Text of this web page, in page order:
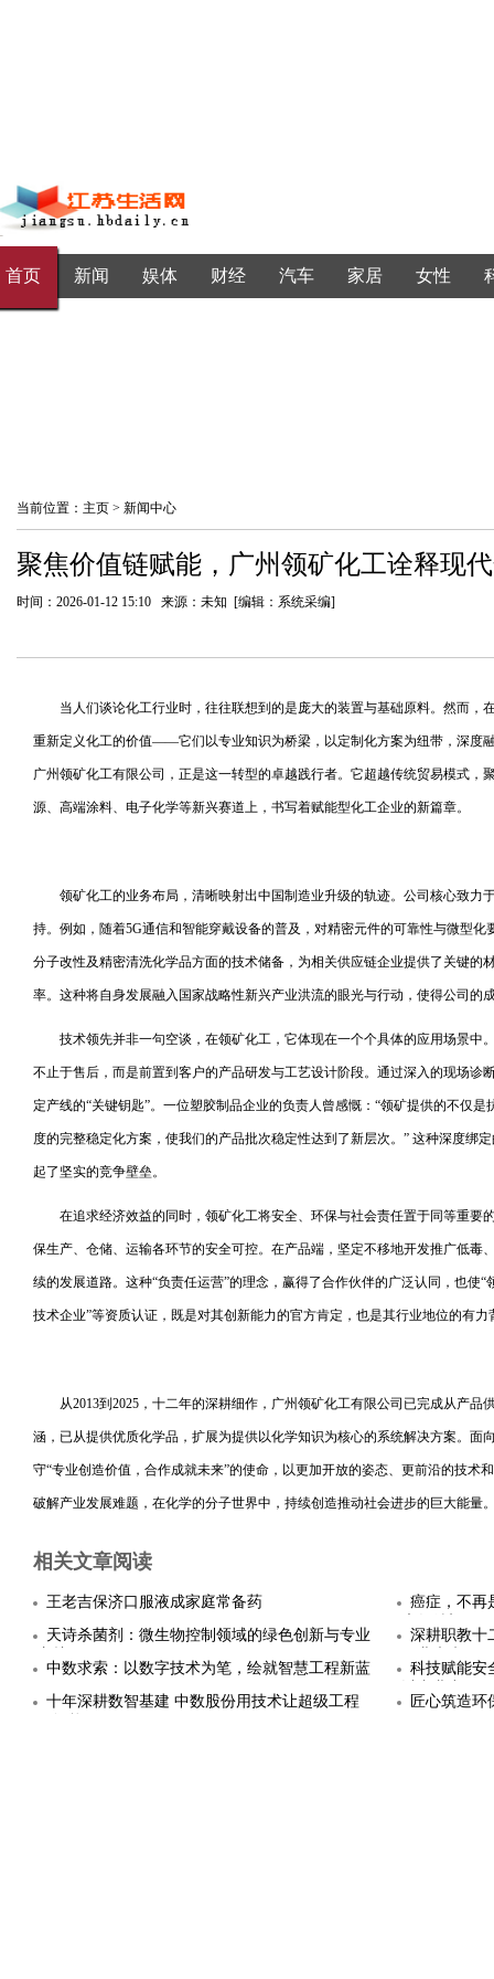
首页 新闻 娱体 财经 汽车 家居 女性
当前位置： 主页 > 新闻中心
聚焦价值链赋能，广州领矿化工诠释现
时间：2026-01-12 15:10 来源：未知 [编辑：系统采编]
当人们谈论化工行业时，往往联想到的是庞大的装置与基础原料。然而，
重新定义化工的价值——它们以专业知识为桥梁，以定制化方案为纽带，深度
广州领矿化工有限公司，正是这一转型的卓越践行者。它超越传统贸易模式，
源、高端涂料、电子化学等新兴赛道上，书写着赋能型化工企业的新篇章。
领矿化工的业务布局，清晰映射出中国制造业升级的轨迹。公司核心致力
持。例如，随着5G通信和智能穿戴设备的普及，对精密元件的可靠性与微型
分子改性及精密清洗化学品方面的技术储备，为相关供应链企业提供了关键的
率。这种将自身发展融入国家战略性新兴产业洪流的眼光与行动，使得公司的
技术领先并非一句空谈，在领矿化工，它体现在一个个具体的应用场景中
不止于售后，而是前置到客户的产品研发与工艺设计阶段。通过深入的现场诊
定产线的“关键钥匙”。一位塑胶制品企业的负责人曾感慨：“领矿提供的不仅
度的完整稳定化方案，使我们的产品批次稳定性达到了新层次。” 这种深度绑
起了坚实的竞争壁垒。
在追求经济效益的同时，领矿化工将安全、环保与社会责任置于同等重要
保生产、仓储、运输各环节的安全可控。在产品端，坚定不移地开发推广低毒
续的发展道路。这种“负责任运营”的理念，赢得了合作伙伴的广泛认同，也使
技术企业”等资质认证，既是对其创新能力的官方肯定，也是其行业地位的有力
从2013到2025，十二年的深耕细作，广州领矿化工有限公司已完成从产
涵，已从提供优质化学品，扩展为提供以化学知识为核心的系统解决方案。面
守“专业创造价值，合作成就未来”的使命，以更加开放的姿态、更前沿的技术
破解产业发展难题，在化学的分子世界中，持续创造推动社会进步的巨大能量
相关文章阅读
王老吉保济口服液成家庭常备药
癌症，不
天诗杀菌剂：微生物控制领域的绿色创新与专业
深耕职教十
中数求索：以数字技术为笔，绘就智慧工程新蓝
科技赋能
十年深耕数智基建 中数股份用技术让超级工程
匠心筑造环